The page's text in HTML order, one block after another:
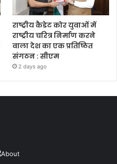
राष्ट्रीय कैडेट कोर युवाओं में
राष्ट्रीय चरित्र निर्माण करने
वाला देश का एक प्रतिष्ठित
संगठन : सीएम
2 days ago